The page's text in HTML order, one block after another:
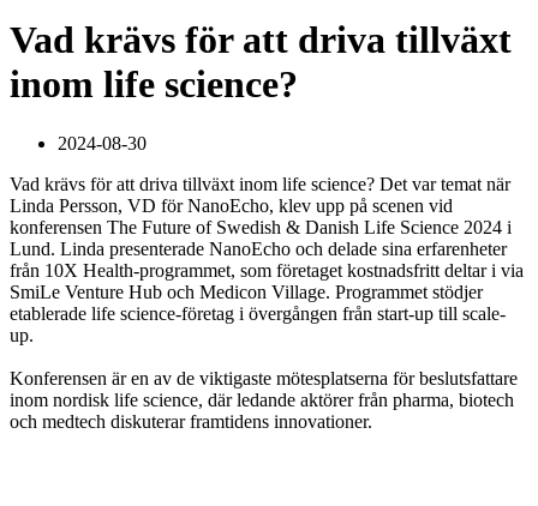
Vad krävs för att driva tillväxt
inom life science?
2024-08-30
Vad krävs för att driva tillväxt inom life science? Det var temat när
Linda Persson, VD för NanoEcho, klev upp på scenen vid
konferensen The Future of Swedish & Danish Life Science 2024 i
Lund. Linda presenterade NanoEcho och delade sina erfarenheter
från 10X Health-programmet, som företaget kostnadsfritt deltar i via
SmiLe Venture Hub och Medicon Village. Programmet stödjer
etablerade life science-företag i övergången från start-up till scale-
up.
Konferensen är en av de viktigaste mötesplatserna för beslutsfattare
inom nordisk life science, där ledande aktörer från pharma, biotech
och medtech diskuterar framtidens innovationer.